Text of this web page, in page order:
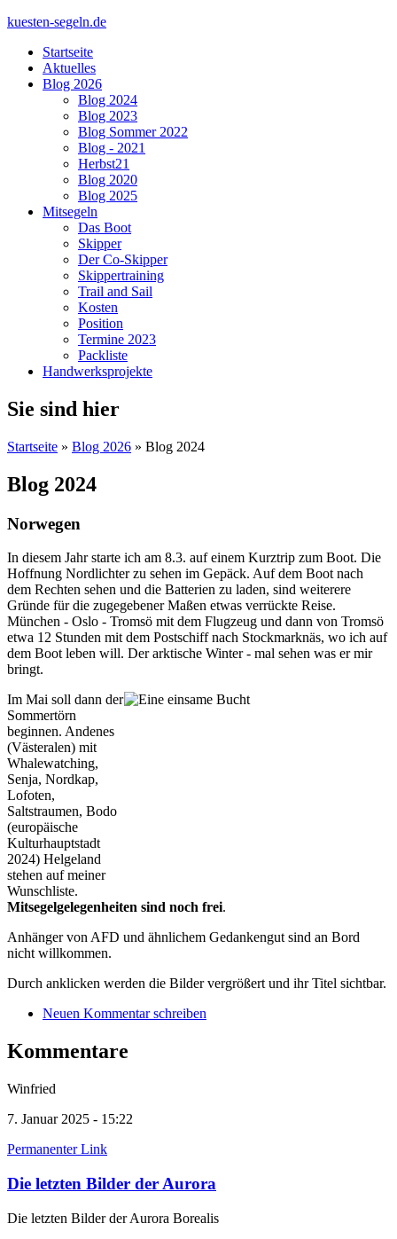
kuesten-segeln.de
Startseite
Aktuelles
Blog 2026
Blog 2024
Blog 2023
Blog Sommer 2022
Blog - 2021
Herbst21
Blog 2020
Blog 2025
Mitsegeln
Das Boot
Skipper
Der Co-Skipper
Skippertraining
Trail and Sail
Kosten
Position
Termine 2023
Packliste
Handwerksprojekte
Sie sind hier
Startseite » Blog 2026 » Blog 2024
Blog 2024
Norwegen
In diesem Jahr starte ich am 8.3. auf einem Kurztrip zum Boot. Die
Hoffnung Nordlichter zu sehen im Gepäck. Auf dem Boot nach
dem Rechten sehen und die Batterien zu laden, sind weiterere
Gründe für die zugegebener Maßen etwas verrückte Reise.
München - Oslo - Tromsö mit dem Flugzeug und dann von Tromsö
etwa 12 Stunden mit dem Postschiff nach Stockmarknäs, wo ich auf
dem Boot leben will. Der arktische Winter - mal sehen was er mir
bringt.
Im Mai soll dann der
Sommertörn
beginnen. Andenes
(Västeralen) mit
Whalewatching,
Senja, Nordkap,
Lofoten,
Saltstraumen, Bodo
(europäische
Kulturhauptstadt
2024) Helgeland
stehen auf meiner
Wunschliste.
Mitsegelgelegenheiten sind noch frei.
Anhänger von AFD und ähnlichem Gedankengut sind an Bord
nicht willkommen.
Durch anklicken werden die Bilder vergrößert und ihr Titel sichtbar.
Neuen Kommentar schreiben
Kommentare
Winfried
7. Januar 2025 - 15:22
Permanenter Link
Die letzten Bilder der Aurora
Die letzten Bilder der Aurora Borealis